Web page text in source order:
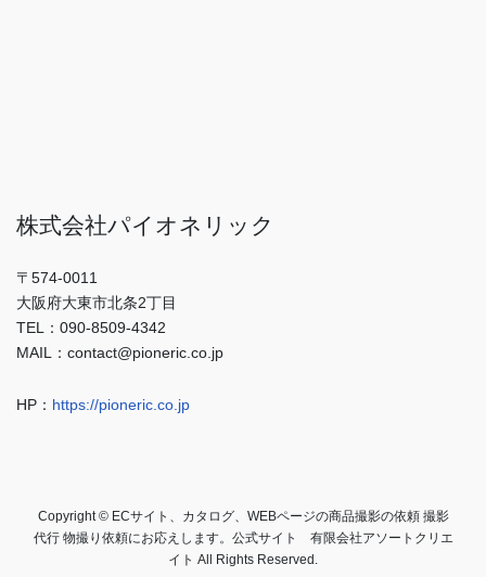
株式会社パイオネリック
〒574-0011
大阪府大東市北条2丁目
TEL：090-8509-4342
MAIL：contact@pioneric.co.jp
HP： https://pioneric.co.jp
Copyright © ECサイト、カタログ、WEBページの商品撮影の依頼 撮影
代行 物撮り依頼にお応えします。公式サイト 有限会社アソートクリエ
イト All Rights Reserved.